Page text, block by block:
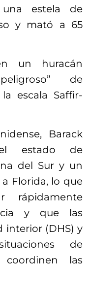
estela de
y mató a 65
un huracán
de
escala Saffir-
Barack
estado de
del Sur y un
Florida, lo que
rápidamente
y que las
interior (DHS) y
de
coordinen las